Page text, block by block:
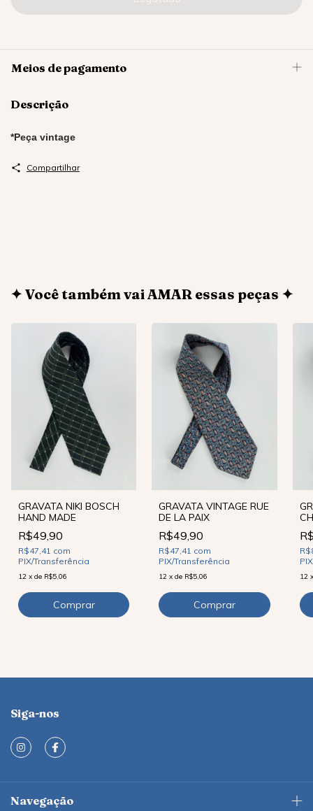
Meios de pagamento
Descrição
*Peça vintage
Compartilhar
✦ Você também vai AMAR essas peças ✦
GRAVATA NIKI BOSCH
HAND MADE
R$49,90
R$47,41 com
PIX/Transferência
12 x de R$5,06
GRAVATA VINTAGE RUE
DE LA PAIX
R$49,90
R$47,41 com
PIX/Transferência
12 xde R$5,06 12
Siga-nos
Navegação